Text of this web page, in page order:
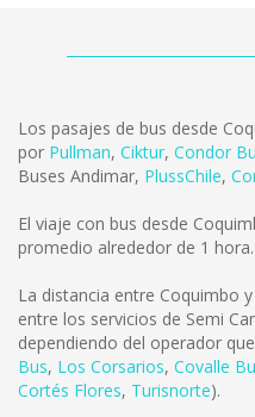
Los pasajes de bus desde
por Pullman, Ciktur, Condor
Buses Andimar, PlussChile,
El viaje con bus desde
promedio alrededor de 1 hora.
La distancia entre Coquimbo
entre los servicios de Semi
dependiendo del operador
Bus, Los Corsarios, Covalle
Cortés Flores, Turisnorte).